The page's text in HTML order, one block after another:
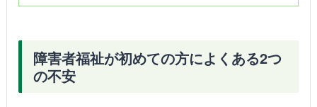
障害者福祉が初めての方によくある2つ
の不安